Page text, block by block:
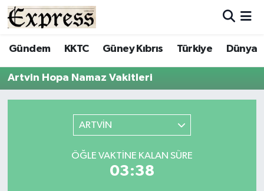
Gündem KKTC Güney Kıbrıs Türkiye Dünya
Artvin Hopa Namaz Vakitleri
ARTVİN
ÖĞLE VAKTINE KALAN SÜRE
03:38
ALAYKÖY
ALSANCAK
ÇATALKÖY
Hava Durumu
Trafik Durumu
Tüm Manşetler
Son Dakika Haberleri